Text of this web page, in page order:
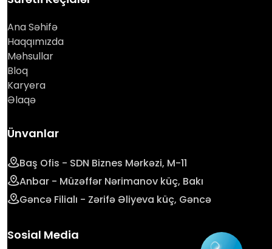
Ana Səhifə
Haqqımızda
Məhsullar
Bloq
Karyera
Əlaqə
Ünvanlar
Baş Ofis - SDN Biznes Mərkəzi, M-11
Anbar - Müzəffər Nərimanov küç, Bakı
Gəncə Filialı - Zərifə Əliyeva küç, Gəncə
Sosial Media